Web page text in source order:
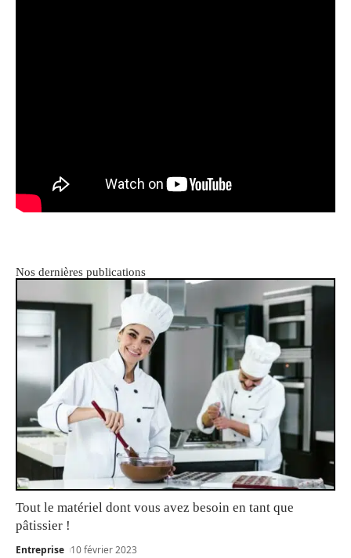
Nos dernières publications
Tout le matériel dont vous avez besoin en tant que
pâtissier !
Entreprise 10 février 2023